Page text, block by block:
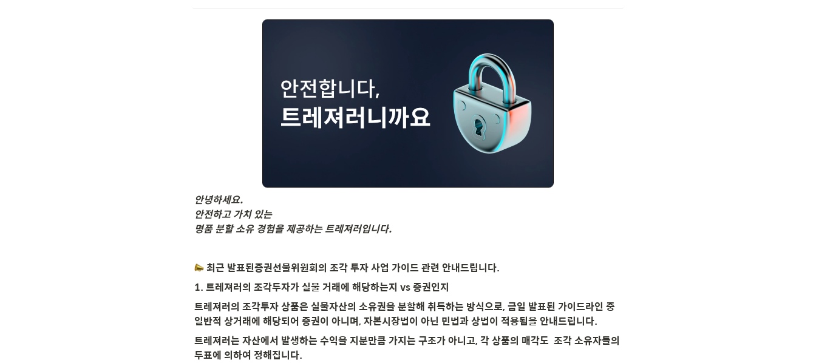
안녕하세요.
안전하고 가치 있는
명품 분할 소유 경험을 제공하는 트레져러입니다.
최근 발표된증권선물위원회의 조각 투자 사업 가이드 관련 안내드립니다.
1. 트레져러의 조각투자가 실물 거래에 해당하는지 vs 증권인지
트레져러의 조각투자 상품은 실물자산의 소유권을 분할해 취득하는 방식으로, 금일 발표된 가이드라인 중
일반적 상거래에 해당되어 증권이 아니며, 자본시장법이 아닌 민법과 상법이 적용됨을 안내드립니다.
트레져러는 자산에서 발생하는 수익을 지분만큼 가지는 구조가 아니고, 각 상품의 매각도  조각 소유자들의
투표에 의하여 정해집니다.